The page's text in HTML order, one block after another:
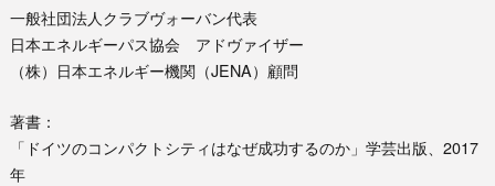
一般社団法人クラブヴォーバン代表
日本エネルギーパス協会 アドヴァイザー
（株）日本エネルギー機関（JENA）顧問
著書：
「ドイツのコンパクトシティはなぜ成功するのか」学芸出版、2017
年